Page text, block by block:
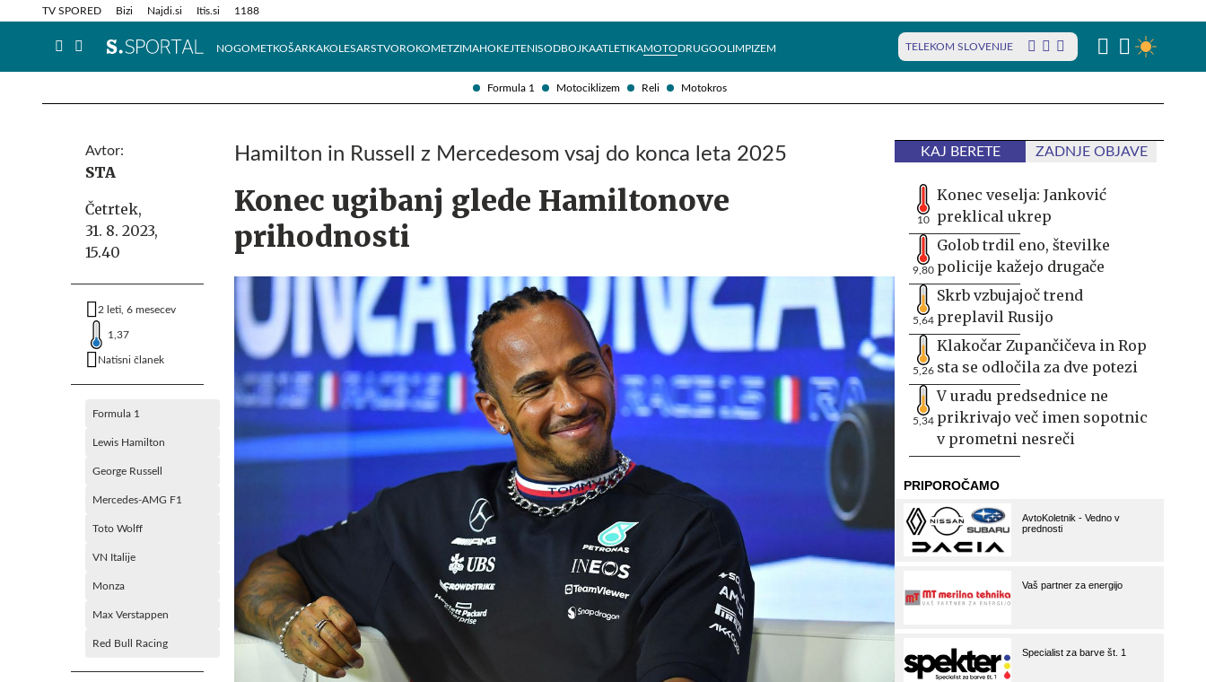
Formula 1 Motociklizem Reli Motokros
TV SPORED Bizi Najdi.si Itis.si 1188
NOGOMETKOŠARKAKOLESARSTVOROKOMETZIMAHOKEJTENISODBOJKAATLETIKAMOTODRUGOOLIMPIZEM TELEKOM SLOVENIJE
Info in obvestila Tehnik
Avtor:
STA
Četrtek,
31. 8. 2023,
15.40
2 leti, 6 mesecev
1,37
Natisni članek
Formula 1
Lewis Hamilton
George Russell
Mercedes-AMG F1
Toto Wolff
VN Italije
Monza
Max Verstappen
Red Bull Racing
Hamilton in Russell z Mercedesom vsaj do konca leta 2025
Konec ugibanj glede Hamiltonove
prihodnosti
KAJ BERETE ZADNJE OBJAVE
10
Konec veselja: Janković
preklical ukrep
9,80
Golob trdil eno, številke
policije kažejo drugače
5,64
Skrb vzbujajoč trend
preplavil Rusijo
5,26
Klakočar Zupančičeva in Rop
sta se odločila za dve potezi
5,34
V uradu predsednice ne
prikrivajo več imen sopotnic
v prometni nesreči